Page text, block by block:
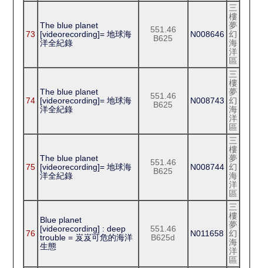
73
The blue planet
[videorecording]= 地球海
洋全紀錄
551.46
B625
N008646
三
樓
夢
幻
海
洋
區
74
The blue planet
[videorecording]= 地球海
洋全紀錄
551.46
B625
N008743
三
樓
夢
幻
海
洋
區
75
The blue planet
[videorecording]= 地球海
洋全紀錄
551.46
B625
N008744
三
樓
夢
幻
海
洋
區
76
Blue planet
[videorecording] : deep
trouble = 岌岌可危的海洋
生態
551.46
B625d
N011658
三
樓
夢
幻
海
洋
區